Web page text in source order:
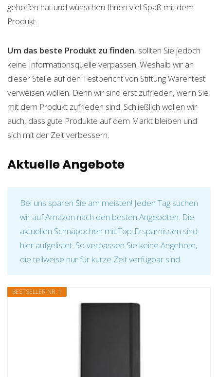
geholfen hat und wünschen Ihnen viel Spaß mit dem
Produkt.
Um das beste Produkt zu finden, sollten Sie jedoch
keine Informationsquelle verpassen. Weshalb wir an
dieser Stelle auf den Testbericht von Stiftung Warentest
verweisen wollen. Denn wir sind erst zufrieden, wenn Sie
mit dem Produkt zufrieden sind. Schließlich wollen wir
auch, dass gute Produkte auf dem Markt bleiben und
sich mit der Zeit verbessern.
Aktuelle Angebote
Bei uns sparen Sie am meisten! Jeden Tag suchen
wir auf Amazon nach den besten Angeboten. Die
aktuellen Schnäppchen mit Top-Ersparnissen sind
hier aufgelistet. So verpassen Sie keine Angebote,
die teilweise nur für kurze Zeit verfügbar sind.
BESTSELLER NR. 1